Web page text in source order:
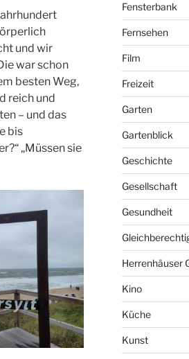
und wir
war schon
besten Weg,
reich und
– und das
bis
„Müssen sie
Fensterbank
Fernsehen
Film
Freizeit
Garten
Gartenblick
Geschichte
Gesellschaft
Gesundheit
Herrenhäuser
Kino
Küche
Kunst